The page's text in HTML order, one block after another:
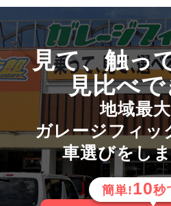
見て、触っ
見比べ
地域最
ガレージフィッ
車選びをし
簡単!10秒